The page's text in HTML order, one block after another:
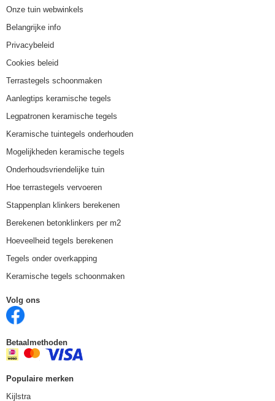
Onze tuin webwinkels
Belangrijke info
Privacybeleid
Cookies beleid
Terrastegels schoonmaken
Aanlegtips keramische tegels
Legpatronen keramische tegels
Keramische tuintegels onderhouden
Mogelijkheden keramische tegels
Onderhoudsvriendelijke tuin
Hoe terrastegels vervoeren
Stappenplan klinkers berekenen
Berekenen betonklinkers per m2
Hoeveelheid tegels berekenen
Tegels onder overkapping
Keramische tegels schoonmaken
Volg ons
Betaalmethoden
Populaire merken
Kijlstra